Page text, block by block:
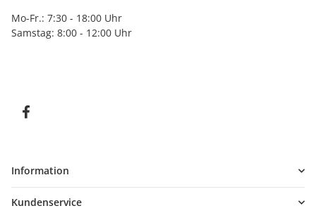
Mo-Fr.: 7:30 - 18:00 Uhr
Samstag: 8:00 - 12:00 Uhr
Information
Kundenservice